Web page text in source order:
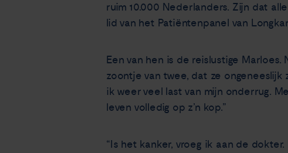
ruim 10.000 Nederlanders. Zijn dat
lid van het Patiëntenpanel van
Een van hen is de reislustige
zoontje van twee, dat ze ongeneeslijk
ik weer veel last van mijn onderrug.
leven volledig op z’n kop.”
“Is het kanker, vroeg ik aan de